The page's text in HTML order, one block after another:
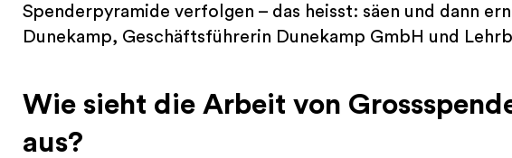
Spenderpyramide verfolgen – das heisst: säen und dann
Dunekamp, Geschäftsführerin Dunekamp GmbH und
Wie sieht die Arbeit von
aus?